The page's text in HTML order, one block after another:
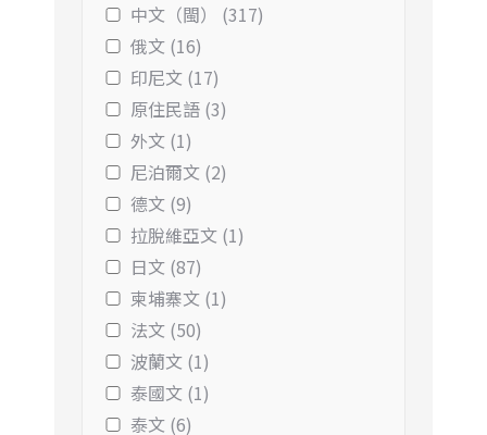
中文（閩） (317)
俄文 (16)
印尼文 (17)
原住民語 (3)
外文 (1)
尼泊爾文 (2)
德文 (9)
拉脫維亞文 (1)
日文 (87)
柬埔寨文 (1)
法文 (50)
波蘭文 (1)
泰國文 (1)
泰文 (6)